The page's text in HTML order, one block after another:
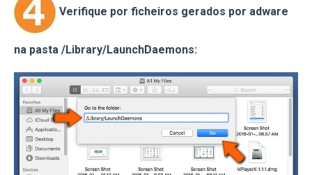
Verifique por ficheiros gerados por adware
na pasta /Library/LaunchDaemons: